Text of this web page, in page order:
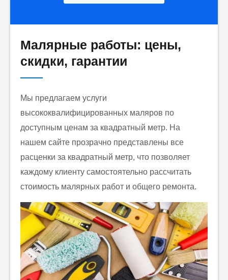
Имя:
Заявка:
Какие услуги Вам
Малярные работы: цены,
скидки, гарантии
Мы предлагаем услуги
высококвалифицированных маляров по
доступным ценам за квадратный метр. На
нашем сайте прозрачно представлены все
расценки за квадратный метр, что позволяет
каждому клиенту самостоятельно рассчитать
стоимость малярных работ и общего ремонта.